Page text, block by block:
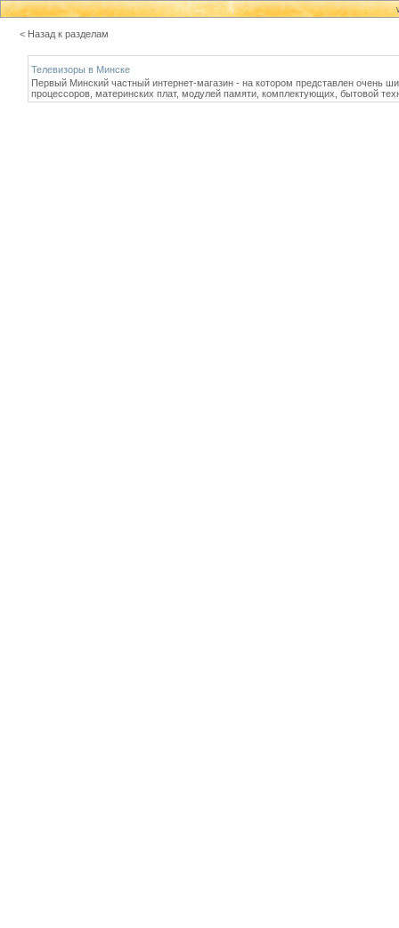
< Назад к разделам
Телевизоры в Минске
Первый Минский частный интернет-магазин - на котором представлен очень
процессоров, материнских плат, модулей памяти, комплектующих, бытовой